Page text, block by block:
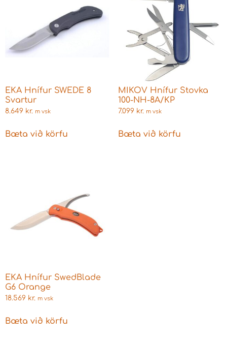
EKA Hnífur SWEDE 8
Svartur
8.649 kr. m vsk
Bæta við körfu
MIKOV Hnífur Stovka
100-NH-8A/KP
7.099 kr. m vsk
Bæta við körfu
EKA Hnífur SwedBlade
G6 Orange
18.569 kr. m vsk
Bæta við körfu